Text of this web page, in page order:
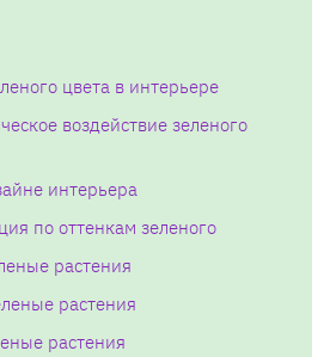
цвета в интерьере
воздействие зеленого
интерьера
по оттенкам зеленого
растения
растения
растения